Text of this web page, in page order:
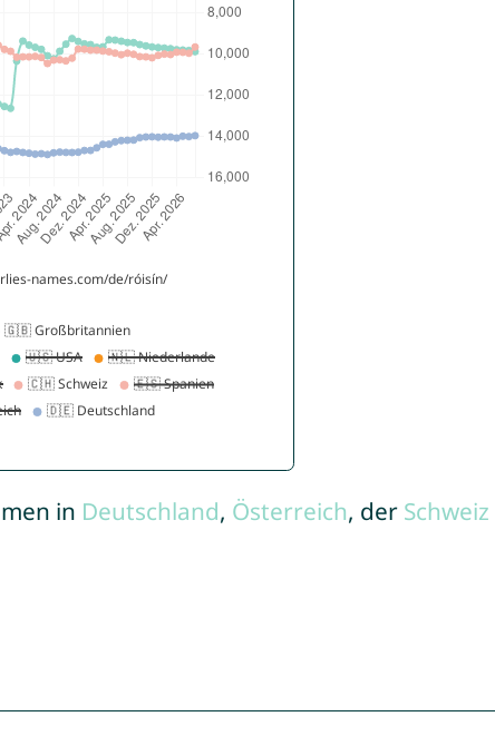
in Deutschland, Österreich, der Schweiz